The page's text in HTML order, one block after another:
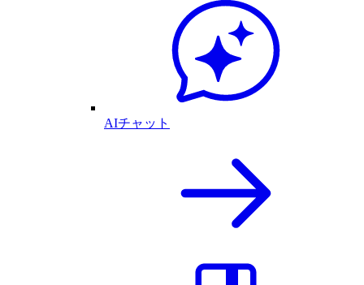
AIチャット